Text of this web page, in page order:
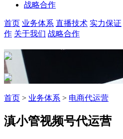
战略合作
首页 业务体系 直播技术 实力保证
作 关于我们 战略合作
首页 > 业务体系 > 电商代运营
滇小管视频号代运营